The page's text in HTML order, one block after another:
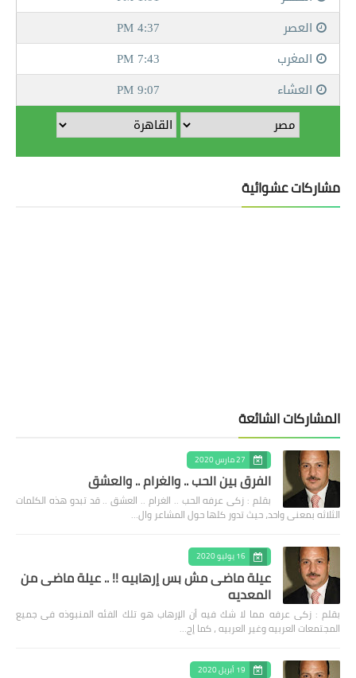
مشاركات عشوائية
المشاركات الشائعة
27 مارس 2020
الفرق بين الحب .. والغرام .. والعشق
بقلم : زكى عرفه الحب .. الغرام .. العشق .. قد تبدو هذه الكلمات
الثلاثه بمعنى واحد، حيث تدور كلها حول المشاعر وال…
16 يوليو 2020
عيلة ماضى مش بس إرهابيه !! .. عيلة ماضى من
المعديه
بقلم : زكى عرفه مما لا شك فيه أن الإرهاب هو تلك الفئه المنبوذه فى جميع
المجتمعات العربيه وغير العربيه ، كما إج…
19 أبريل 2020